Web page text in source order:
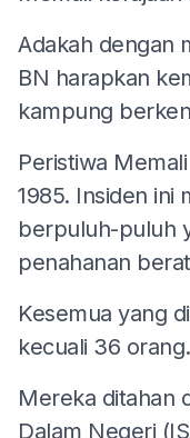
Adakah dengan
BN harapkan
kampung
Peristiwa
1985. Insiden ini
berpuluh-puluh
penahanan
Kesemua yang
kecuali 36 orang.
Mereka ditahan
Dalam Negeri